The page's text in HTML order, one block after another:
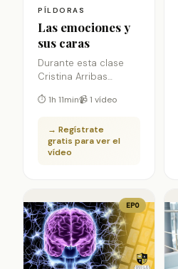
PÍLDORAS
Las emociones y
sus caras
Durante esta clase
Cristina Arribas
más importantes
emociones en
psicoterapia.
⏱ 1h 11min📹 1 vídeo
→ Regístrate
gratis para ver el
vídeo
EPO